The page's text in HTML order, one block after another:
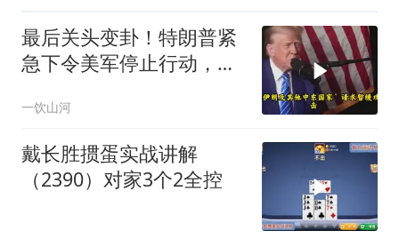
最后关头变卦！特朗普紧
急下令美军停止行动，他
一饮山河
戴长胜掼蛋实战讲解
（2390）对家3个2全控